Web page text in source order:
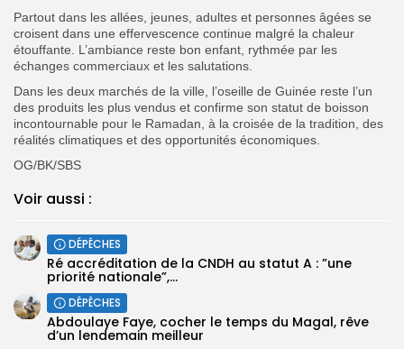
Partout dans les allées, jeunes, adultes et personnes âgées se
croisent dans une effervescence continue malgré la chaleur
étouffante. L’ambiance reste bon enfant, rythmée par les
échanges commerciaux et les salutations.
Dans les deux marchés de la ville, l’oseille de Guinée reste l’un
des produits les plus vendus et confirme son statut de boisson
incontournable pour le Ramadan, à la croisée de la tradition, des
réalités climatiques et des opportunités économiques.
OG/BK/SBS
Voir aussi :
DÉPÊCHES
Ré accréditation de la CNDH au statut A : ”une
priorité nationale”,...
DÉPÊCHES
Abdoulaye Faye, cocher le temps du Magal, rêve
d’un lendemain meilleur